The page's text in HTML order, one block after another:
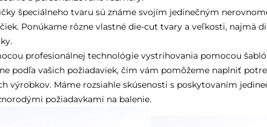
špeciálneho tvaru sú známe svojím jedinečným
Ponúkame rôzne vlastné die-cut tvary a veľkosti, najmä
profesionálnej technológie vystrihovania pomocou
podľa vašich požiadaviek, čím vám pomôžeme naplniť
výrobkov. Máme rozsiahle skúsenosti s poskytovaním
požiadavkami na balenie.